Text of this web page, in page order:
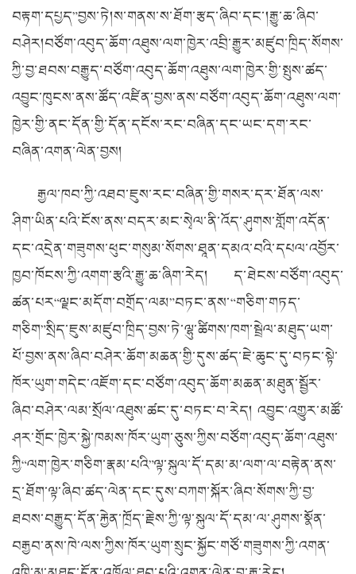
བརྟག་དཔྱད”བྱས་ཏེ།ས་གནས་ས་ཐོག་རྩད་ཞིབ་དང་།རྒྱུ་ཆ་ཞིབ་
བཤེར།བཙོག་འབུད་ཆོག་འཐུས་ལག་ཁྱེར་འབྲི་རྒྱུར་མཛུབ་ཁྲིད་སོགས་
ཀྱི་བྱ་ཐབས་བརྒྱུད་བཙོག་འབུད་ཆོག་འཐུས་ལག་ཁྱེར་གྱི་སྤུས་ཚད་
འབྱུང་ཁུངས་ནས་ཚོད་འཛིན་བྱས་ནས་བཙོག་འབུད་ཆོག་འཐུས་ལག་
ཁྱེར་གྱི་ནང་དོན་གྱི་དོན་དངོས་རང་བཞིན་དང་ཡང་དག་རང་
བཞིན་འགན་ལེན་བྱས།
རྒྱལ་ཁབ་ཀྱི་འཐབ་ཇུས་རང་བཞིན་གྱི་གསར་དར་ཐོན་ལས་
ཤིག་ཡིན་པའི་ངོས་ནས་བདར་མང་སྭེལ་ནི་འོད་ཤུགས་གློག་འདོན་
དང་འདྲེན་གཟུགས་ཕུང་གསུམ་སོགས་ཐཱན་དམའ་བའི་དཔལ་འབྱོར་
ཁྱབ་ཁོངས་ཀྱི་འགག་རྩའི་རྒྱུ་ཆ་ཞིག་རེད། ད་ཐེངས་བཙོག་འབུད་
ཚན་པར“ལྗང་མདོག་བགྲོད་ལམ”བཏང་ནས་“གཅིག་གཏད་
གཅིག”སྲིད་ཇུས་མཛུབ་ཁྲིད་བྱས་ཏེ་ལྷུ་ཚིགས་ཁག་སྦྲེལ་མཐུད་ཡག་
པོ་བྱས་ནས་ཞིབ་བཤེར་ཆོག་མཆན་གྱི་དུས་ཚད་ཇེ་ཆུང་དུ་བཏང་སྟེ་
ཁོར་ཡུག་གདེང་འཇོག་དང་བཙོག་འབུད་ཆོག་མཆན་མཐུན་སྦྱོར་
ཞིབ་བཤེར་ལམ་སྲོལ་འཐུས་ཚང་དུ་བཏང་བ་རེད། འབྱུང་འགྱུར་མཚོ་
ཤར་གྲོང་ཁྱེར་སྐྱེ་ཁམས་ཁོར་ཡུག་ཅུས་ཀྱིས་བཙོག་འབུད་ཆོག་འཐུས་
ཀྱི“ལག་ཁྱེར་གཅིག་རྣམ་པའི”ལྟ་སྐུལ་དོ་དམ་མ་ལག་ལ་བརྟེན་ནས་
དྲ་ཐོག་ལྟ་ཞིབ་ཚད་ལེན་དང་དུས་བཀག་སྐོར་ཞིབ་སོགས་ཀྱི་བྱ་
ཐབས་བརྒྱུད་དོན་རྐྱེན་ཁྲོད་རྗེས་ཀྱི་ལྟ་སྐུལ་དོ་དམ་ལ་ཤུགས་སྣོན་
བརྒྱབ་ནས་ཁེ་ལས་ཀྱིས་ཁོར་ཡུག་སྲུང་སྐྱོང་གཙོ་གཟུགས་ཀྱི་འགན་